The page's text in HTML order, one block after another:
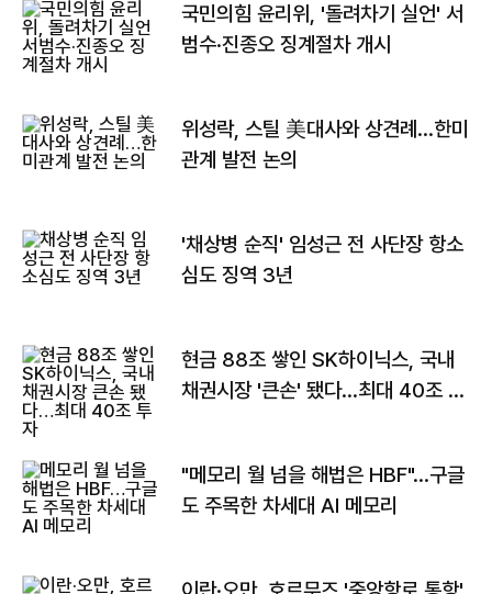
국민의힘 윤리위, '돌려차기 실언' 서
범수·진종오 징계절차 개시
위성락, 스틸 美대사와 상견례…한미
관계 발전 논의
'채상병 순직' 임성근 전 사단장 항소
심도 징역 3년
현금 88조 쌓인 SK하이닉스, 국내
채권시장 '큰손' 됐다…최대 40조 투
"메모리 월 넘을 해법은 HBF"…구글
도 주목한 차세대 AI 메모리